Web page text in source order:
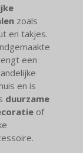
zoals
en takjes.
een
en is
duurzame
of